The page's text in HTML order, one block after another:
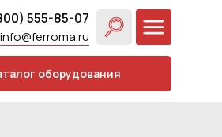
555-85-07
info@ferroma.ru
оборудования